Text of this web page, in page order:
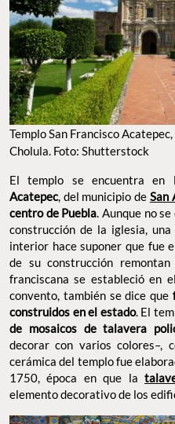
Templo San Francisco
Cholula. Foto: Shutterstock
El templo se encuentra en
Acatepec, del municipio de San
centro de Puebla. Aunque no
construcción de la iglesia,
interior hace suponer que fue
de su construcción
franciscana se estableció en
convento, también se dice que
construidos en el estado. El
de mosaicos de talavera
decorar con varios colores–,
cerámica del templo fue
1750, época en que la
elemento decorativo de los